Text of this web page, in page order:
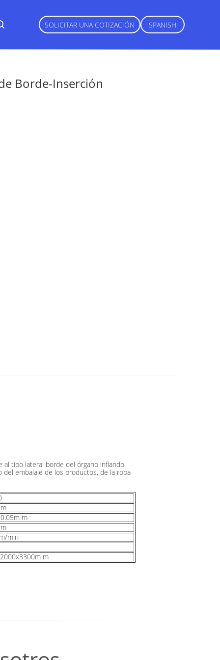
SOLICITAR UNA COTIZACIÓN SPANISH
Borde-Inserción
al tipo lateral borde del órgano inflando.
del embalaje de los productos, de la ropa
m
min
m